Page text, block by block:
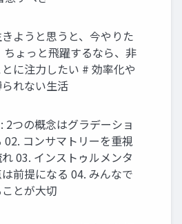
ようと思うと、今やりた
ちょっと飛躍するなら、非
に注力したい # 効率化や
れない生活
2つの概念はグラデーショ
02. コンサマトリーを重視
03. インストゥルメンタ
前提になる 04. みんなで
とが大切